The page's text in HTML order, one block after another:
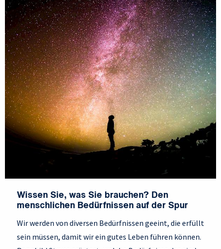
Wissen Sie, was Sie brauchen? Den
menschlichen Bedürfnissen auf der Spur
Wir werden von diversen Bedürfnissen geeint, die erfüllt
sein müssen, damit wir ein gutes Leben führen können.